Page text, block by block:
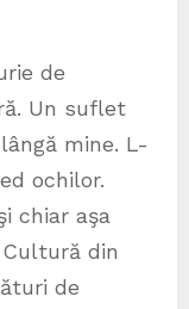
de
Un suflet
mine. L-
ochilor.
chiar aşa
din
de